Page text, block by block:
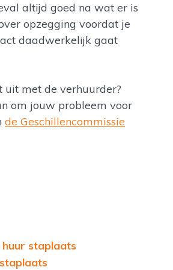
altijd goed na wat er is
opzegging voordat je
daadwerkelijk gaat
uit met de verhuurder?
om jouw probleem voor
de Geschillencommissie
huur staplaats